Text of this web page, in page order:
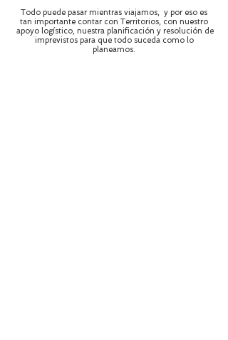
Todo puede pasar mientras viajamos, y por eso es
tan importante contar con Territorios, con nuestro
apoyo logístico, nuestra planificación y resolución de
imprevistos para que todo suceda como lo
planeamos.